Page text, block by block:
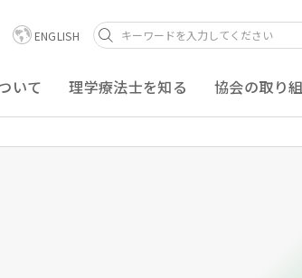
いて 理学療法士を知る 協会の取り
ENGLISH